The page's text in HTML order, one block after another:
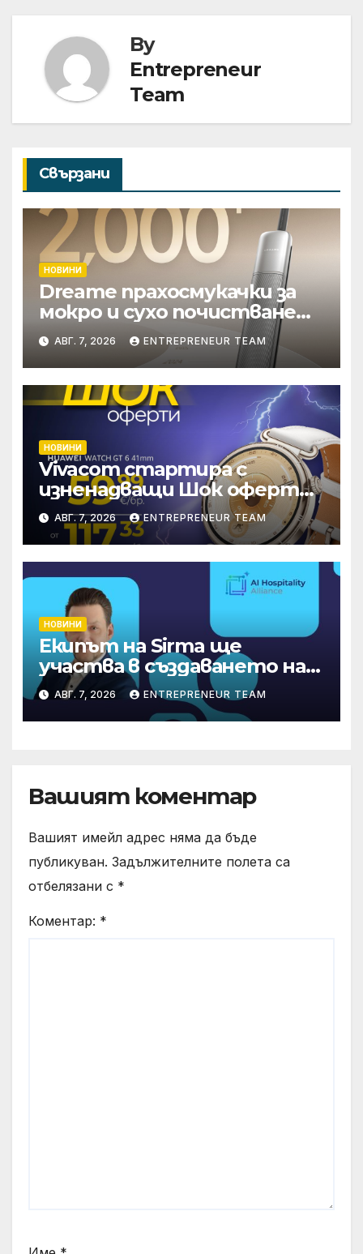
By
Entrepreneur
Team
Свързани
НОВИНИ
Dreame прахосмукачки за
мокро и сухо почистване
надхвърлиха 2 000
патентни заявки в
световен мащаб
АВГ. 7, 2026 ENTREPRENEUR TEAM
НОВИНИ
Vivacom стартира с
изненадващи Шок оферти
през август онлайн
АВГ. 7, 2026 ENTREPRENEUR TEAM
НОВИНИ
Екипът на Sirma ще
участва в създаването на
международните
стандарти за навлизане на
изкуствен интелект в
АВГ. 7, 2026 ENTREPRENEUR TEAM
Вашият коментар
Вашият имейл адрес няма да бъде
публикуван. Задължителните полета са
отбелязани с *
Коментар: *